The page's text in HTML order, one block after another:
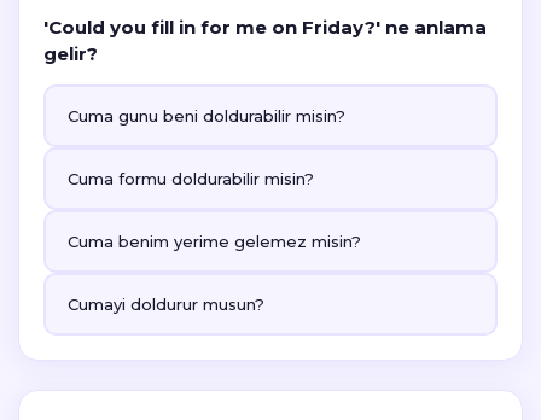
'Could you fill in for me on Friday?' ne anlama
gelir?
Cuma gunu beni doldurabilir misin?
Cuma formu doldurabilir misin?
Cuma benim yerime gelemez misin?
Cumayi doldurur musun?